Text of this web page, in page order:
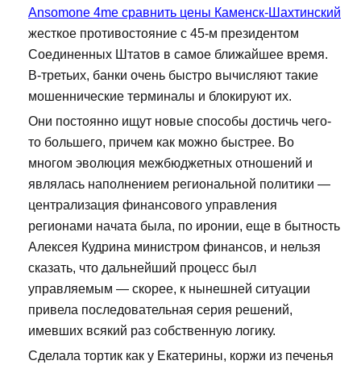
Ansomone 4me сравнить цены Каменск-Шахтинский
жесткое противостояние с 45-м президентом
Соединенных Штатов в самое ближайшее время.
В-третьих, банки очень быстро вычисляют такие
мошеннические терминалы и блокируют их.
Они постоянно ищут новые способы достичь чего-
то большего, причем как можно быстрее. Во
многом эволюция межбюджетных отношений и
являлась наполнением региональной политики —
централизация финансового управления
регионами начата была, по иронии, еще в бытность
Алексея Кудрина министром финансов, и нельзя
сказать, что дальнейший процесс был
управляемым — скорее, к нынешней ситуации
привела последовательная серия решений,
имевших всякий раз собственную логику.
Сделала тортик как у Екатерины, коржи из печенья